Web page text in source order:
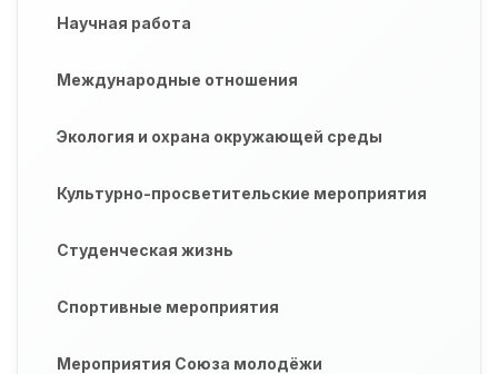
Научная работа
Международные отношения
Экология и охрана окружающей среды
Культурно-просветительские мероприятия
Студенческая жизнь
Спортивные мероприятия
Мероприятия Союза молодёжи